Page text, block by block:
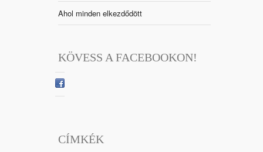
Ahol minden elkezdődött
KÖVESS A FACEBOOKON!
CÍMKÉK